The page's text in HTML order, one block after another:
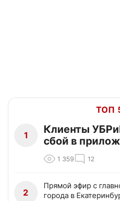
ТОП
1
Клиенты
сбой в
1 359 12
2
Прямой эфир с
города в